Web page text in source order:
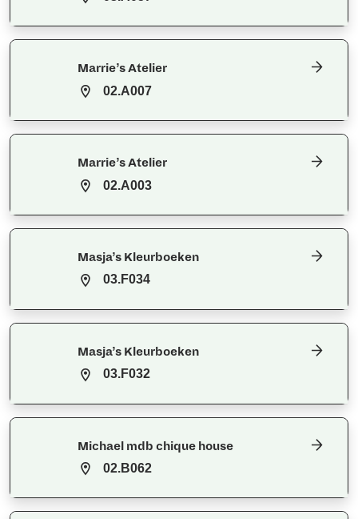
Marrie’s Atelier
02.A007
Marrie’s Atelier
02.A003
Masja’s Kleurboeken
03.F034
Masja’s Kleurboeken
03.F032
Michael mdb chique house
02.B062